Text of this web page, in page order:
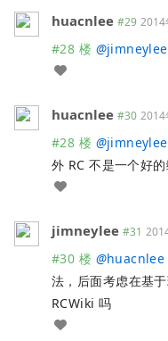
huacnlee #29 2014
#28 楼 @jimneylee
huacnlee #30 2014
#28 楼 @jimneylee
外 RC 不是一个好
jimneylee #31
#30 楼 @huacnlee
法，后面考虑在基
RCWiki 吗